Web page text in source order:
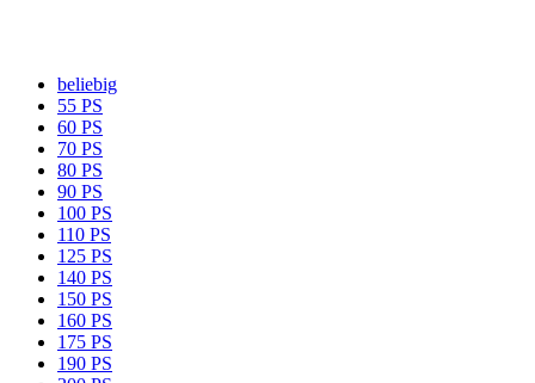
beliebig
55 PS
60 PS
70 PS
80 PS
90 PS
100 PS
110 PS
125 PS
140 PS
150 PS
160 PS
175 PS
190 PS